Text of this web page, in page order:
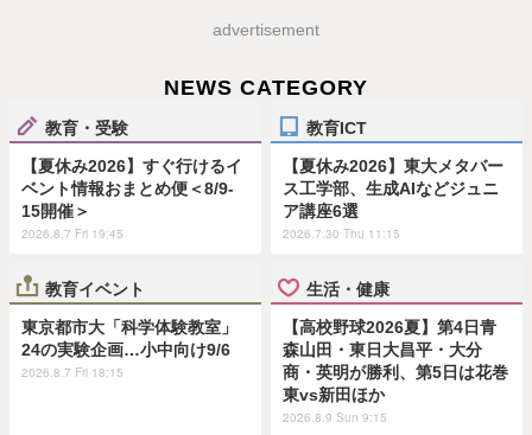
advertisement
NEWS CATEGORY
教育・受験
【夏休み2026】すぐ行けるイ
ベント情報おまとめ便＜8/9-
15開催＞
2026.8.7 Fri 19:45
教育ICT
【夏休み2026】東大メタバー
ス工学部、生成AIなどジュニ
ア講座6選
2026.7.30 Thu 11:15
教育イベント
東京都市大「科学体験教室」
24の実験企画…小中向け9/6
2026.8.7 Fri 18:15
生活・健康
【高校野球2026夏】第4日青
森山田・東日大昌平・大分
商・英明が勝利、第5日は花巻
東vs新田ほか
2026.8.9 Sun 9:15